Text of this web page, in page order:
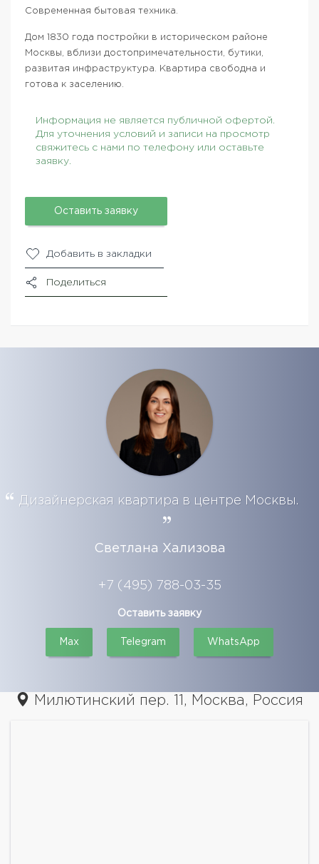
Современная бытовая техника.
Дом 1830 года постройки в историческом районе
Москвы, вблизи достопримечательности, бутики,
развитая инфраструктура. Квартира свободна и
готова к заселению.
Информация не является публичной офертой.
Для уточнения условий и записи на просмотр
свяжитесь с нами по телефону или оставьте
заявку.
Оставить заявку
Добавить в закладки
Поделиться
Дизайнерская квартира в центре Москвы.
Светлана Хализова
+7 (495) 788-03-35
Оставить заявку
Max Telegram WhatsApp
Милютинский пер. 11, Москва, Россия